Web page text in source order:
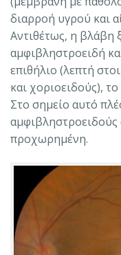
διαρροή υγρού και
Αντιθέτως, η βλάβη
αμφιβληστροειδή
επιθήλιο (λεπτή
και χοριοειδούς),
Στο σημείο αυτό
αμφιβληστροειδούς
προχωρημένη.